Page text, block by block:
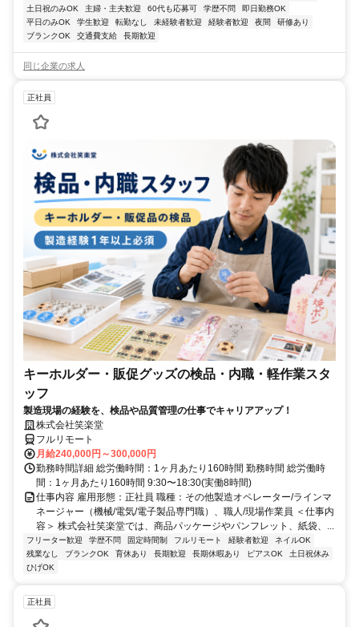
土日祝のみOK
主婦・主夫歓迎 60代も応募可 学歴不問
即日勤務OK
平日のみOK
学生歓迎 転勤なし 未経験者歓迎 経験者歓迎 夜間
研修あり
ブランクOK
交通費支給 長期歓迎
同じ企業の求人
正社員
キーホルダー・販促グッズの検品・内職・軽作業スタ
ッフ
製造現場の経験を、検品や品質管理の仕事でキャリアアップ！
株式会社笑楽堂
フルリモート
月給240,000円～300,000円
勤務時間詳細 総労働時間：1ヶ月あたり160時間 勤務時間 総労働時
間：1ヶ月あたり160時間 9:30〜18:30(実働8時間)
仕事内容 雇用形態：正社員 職種：その他製造オペレーター/ラインマ
ネージャー（機械/電気/電子製品専門職）、職人/現場作業員 ＜仕事内
容＞ 株式会社笑楽堂では、商品パッケージやパンフレット、紙袋、...
フリーター歓迎 学歴不問 固定時間制 フルリモート 経験者歓迎
ネイルOK
残業なし
ブランクOK 育休あり 長期歓迎 長期休暇あり ピアスOK
土日祝休み
ひげOK
正社員